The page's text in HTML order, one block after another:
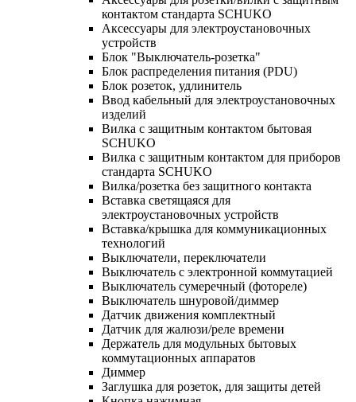
контактом стандарта SCHUKO
Аксессуары для электроустановочных
устройств
Блок "Выключатель-розетка"
Блок распределения питания (PDU)
Блок розеток, удлинитель
Ввод кабельный для электроустановочных
изделий
Вилка с защитным контактом бытовая
SCHUKO
Вилка с защитным контактом для приборов
стандарта SCHUKO
Вилка/розетка без защитного контакта
Вставка светящаяся для
электроустановочных устройств
Вставка/крышка для коммуникационных
технологий
Выключатели, переключатели
Выключатель с электронной коммутацией
Выключатель сумеречный (фотореле)
Выключатель шнуровой/диммер
Датчик движения комплектный
Датчик для жалюзи/реле времени
Держатель для модульных бытовых
коммутационных аппаратов
Диммер
Заглушка для розеток, для защиты детей